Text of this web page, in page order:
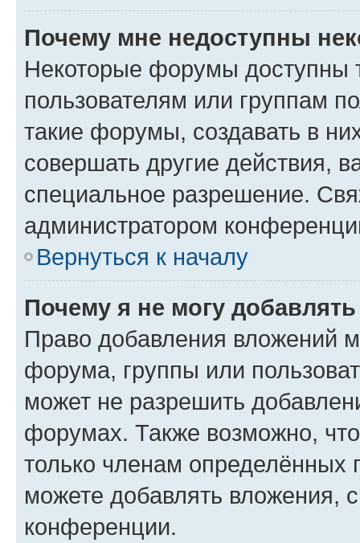
Почему мне недоступны
Некоторые форумы доступны
пользователям или группам
такие форумы, создавать в
совершать другие действия,
специальное разрешение.
администратором
Вернуться к началу
Почему я не могу
Право добавления вложений
форума, группы или
может не разрешить
форумах. Также возможно,
только членам определённых
можете добавлять вложения,
конференции.